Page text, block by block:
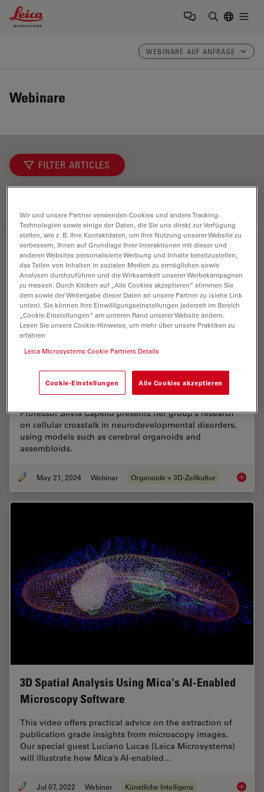
Leica Microsystems Logo
WEBINARE AUF ANFRAGE
Webinare
FILTER ARTICLES
How do Cells Talk to Each Other During
Neurodevelopment?
Professor Silvia Capello presents her group’s research
on cellular crosstalk in neurodevelopmental disorders,
using models such as cerebral organoids and
assembloids.
May 21, 2024 Webinar Organoide + 3D-Zellkultur How
3D Spatial Analysis Using Mica's AI-Enabled
Microscopy Software
This video offers practical advice on the extraction of
publication grade insights from microscopy images.
Our special guest Luciano Lucas (Leica Microsystems)
will illustrate how Mica’s AI-enabled…
Jul 07, 2022 Webinar Künstliche Intelligenz 3D
Wir und unsere Partner verwenden Cookies und andere Tracking-
Technologien sowie einige der Daten, die Sie uns direkt zur Verfügung
stellen, wie z. B. Ihre Kontaktdaten, um Ihre Nutzung unserer Website zu
verbessern, Ihnen auf Grundlage Ihrer Interaktionen mit dieser und
anderen Websites personalisierte Werbung und Inhalte bereitzustellen,
das Teilen von Inhalten in sozialen Medien zu ermöglichen sowie
Analysen durchzuführen und die Wirksamkeit unserer Werbekampagnen
zu messen. Durch Klicken auf „Alle Cookies akzeptieren“ stimmen Sie
dem sowie der Weitergabe dieser Daten an unsere Partner zu (siehe Link
unten). Sie können Ihre Einwilligungseinstellungen jederzeit im Bereich
„Cookie-Einstellungen“ am unteren Rand unserer Website ändern.
Lesen Sie unsere Cookie-Hinweise, um mehr über unsere Praktiken zu
erfahren
Leica Microsystems Cookie Partners Details
Cookie-Einstellungen Alle Cookies akzeptieren